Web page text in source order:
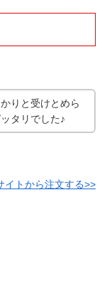
りと受けとめら
タリでした♪
イトから注文する>>